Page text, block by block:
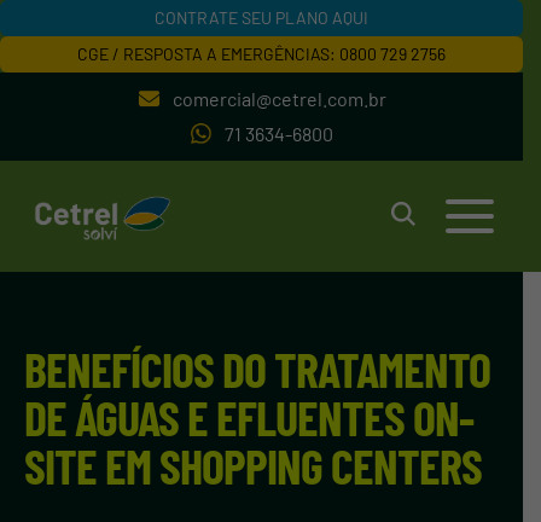
CONTRATE SEU PLANO AQUI
CGE / RESPOSTA A EMERGÊNCIAS: 0800 729 2756
comercial@cetrel.com.br
71 3634-6800
BENEFÍCIOS DO TRATAMENTO
DE ÁGUAS E EFLUENTES ON-
SITE EM SHOPPING CENTERS